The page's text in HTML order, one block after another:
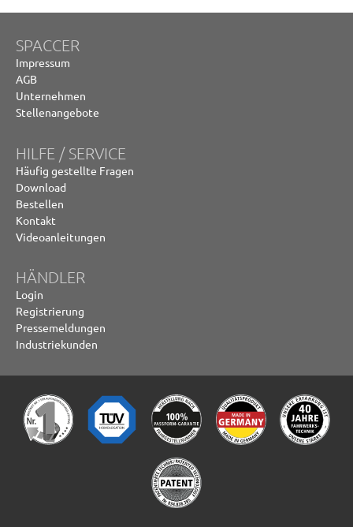
SPACCER
Impressum
AGB
Unternehmen
Stellenangebote
HILFE / SERVICE
Häufig gestellte Fragen
Download
Bestellen
Kontakt
Videoanleitungen
HÄNDLER
Login
Registrierung
Pressemeldungen
Industriekunden